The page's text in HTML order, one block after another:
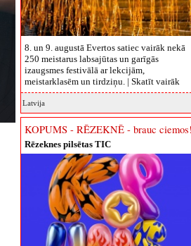
8. un 9. augustā Evertos satiec vairāk nekā
250 meistarus labsajūtas un garīgās
izaugsmes festivālā ar lekcijām,
meistarklasēm un tirdziņu. | Skatīt vairāk
Latvija
KOPUMS - RĒZEKNĒ - brauc
Rēzeknes pilsētas TIC